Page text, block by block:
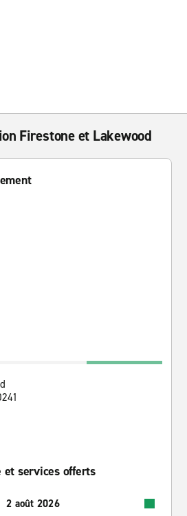
Firestone et Lakewood
et services offerts
2 août 2026